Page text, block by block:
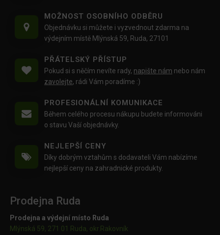
MOŽNOST OSOBNÍHO ODBĚRU
Objednávku si můžete i vyzvednout zdarma na
výdejním místě Mlýnská 59, Ruda, 27101
PŘÁTELSKÝ PŘÍSTUP
Pokud si s něčím nevíte rady, napište nám nebo nám
zavolejte, rádi Vám poradíme :)
PROFESIONÁLNÍ KOMUNIKACE
Během celého procesu nákupu budete informováni
o stavu Vaší objednávky.
NEJLEPŠÍ CENY
Díky dobrým vztahům s dodavateli Vám nabízíme
nejlepší ceny na zahradnické produkty.
Prodejna Ruda
Prodejna a výdejní místo Ruda
Mlýnská 59, 271 01 Ruda, okr.Rakovník